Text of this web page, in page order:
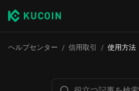
ヘルプセンター / 信用取引 / 使用方法